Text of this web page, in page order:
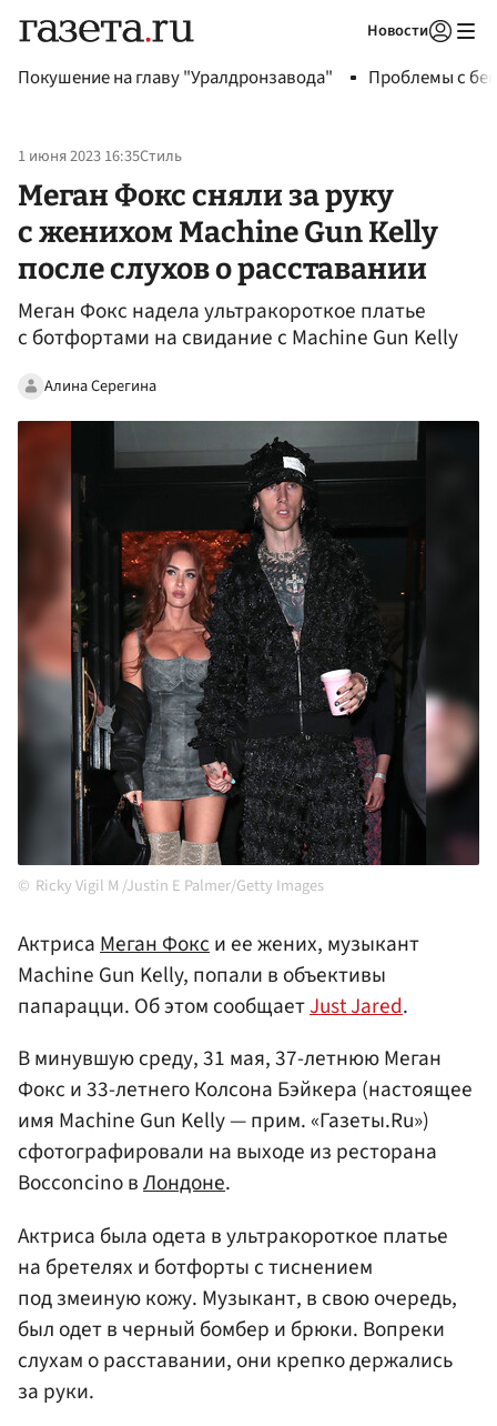
Новости
Покушение на главу "Уралдронзавода" Проблемы с
1 июня 2023 16:35Стиль
Меган Фокс сняли за руку
с женихом Machine Gun Kelly
после слухов о расставании
Меган Фокс надела ультракороткое платье
с ботфортами на свидание с Machine Gun Kelly
Алина Серегина
Ricky Vigil M /Justin E Palmer/Getty Images
АктрисаМеган Фокси ее жених, музыкант
Machine Gun Kelly, попали в объективы
папарацци. Об этом сообщаетJust Jared.
В минувшую среду, 31 мая, 37-летнюю Меган
Фокс и 33-летнего Колсона Бэйкера (настоящее
имя Machine Gun Kelly — прим. «Газеты.Ru»)
сфотографировали на выходе из ресторана
Bocconcino вЛондоне.
Актриса была одета в ультракороткое платье
на бретелях и ботфорты с тиснением
под змеиную кожу. Музыкант, в свою очередь,
был одет в черный бомбер и брюки. Вопреки
слухам о расставании, они крепко держались
за руки.